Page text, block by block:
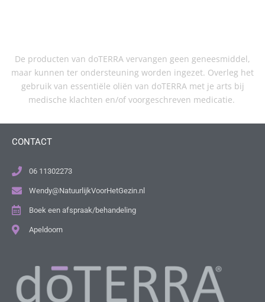
De producten van doTERRA vervangen geen geneesmiddel,
maar kunnen ter ondersteuning worden ingezet. Overleg het
gebruik van essentiële oliën van doTERRA met je arts bij
medische klachten en/of voorgeschreven medicatie.
CONTACT
06 11302273
Wendy@NatuurlijkVoorHetGezin.nl
Boek een afspraak/behandeling
Apeldoorn